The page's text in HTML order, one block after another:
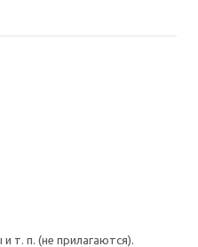
т. п. (не прилагаются).